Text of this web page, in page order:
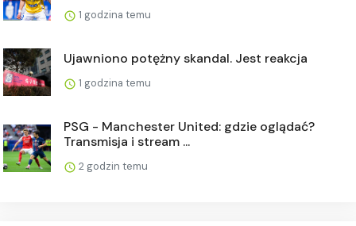
1 godzina temu
Ujawniono potężny skandal. Jest reakcja
1 godzina temu
PSG - Manchester United: gdzie oglądać?
Transmisja i stream ...
2 godzin temu